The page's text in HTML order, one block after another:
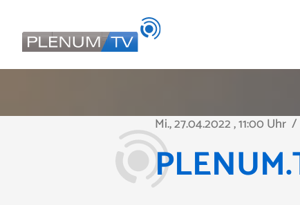
Mi., 27.04.2022, 11:00 Uhr /